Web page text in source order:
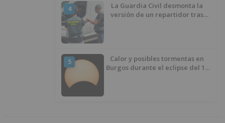
4
La Guardia Civil desmonta la
versión de un repartidor tras
5
Calor y posibles tormentas en
Burgos durante el eclipse del 12